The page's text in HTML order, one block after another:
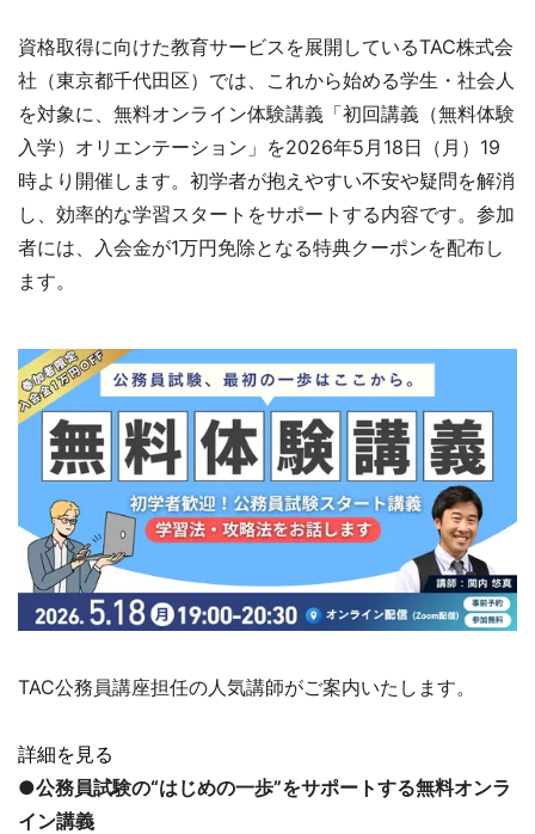
資格取得に向けた教育サービスを展開しているTAC株式会
社（東京都千代田区）では、これから始める学生・社会人
を対象に、無料オンライン体験講義「初回講義（無料体験
入学）オリエンテーション」を2026年5月18日（月）19
時より開催します。初学者が抱えやすい不安や疑問を解消
し、効率的な学習スタートをサポートする内容です。参加
者には、入会金が1万円免除となる特典クーポンを配布し
ます。
TAC公務員講座担任の人気講師がご案内いたします。
詳細を見る
●公務員試験の“はじめの一歩”をサポートする無料オンラ
イン講義